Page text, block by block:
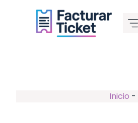
contenido
Inicio -